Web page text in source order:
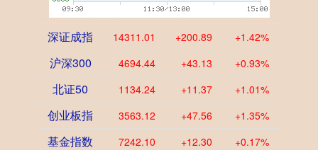
深证成指 14311.01 +200.89 +1.42%
沪深300 4694.44 +43.13 +0.93%
北证50 1134.24 +11.37 +1.01%
创业板指 3563.12 +47.56 +1.35%
基金指数 7242.10 +12.30 +0.17%